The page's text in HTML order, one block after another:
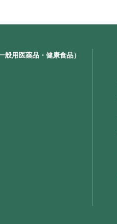
一般用医薬品・健康食品）